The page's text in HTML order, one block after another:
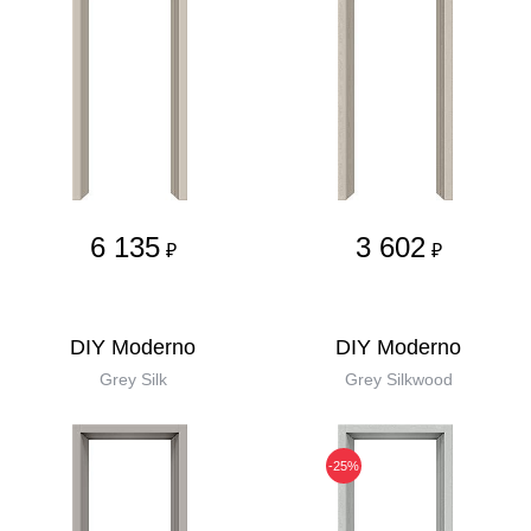
6 135 ₽ 3 602 ₽
DIY Moderno
Grey Silk
DIY Moderno
Grey Silkwood
-25%